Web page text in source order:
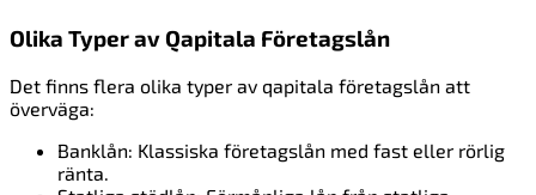
Olika Typer av Qapitala Företagslån
Det finns flera olika typer av qapitala företagslån att
överväga:
Banklån: Klassiska företagslån med fast eller rörlig
ränta.